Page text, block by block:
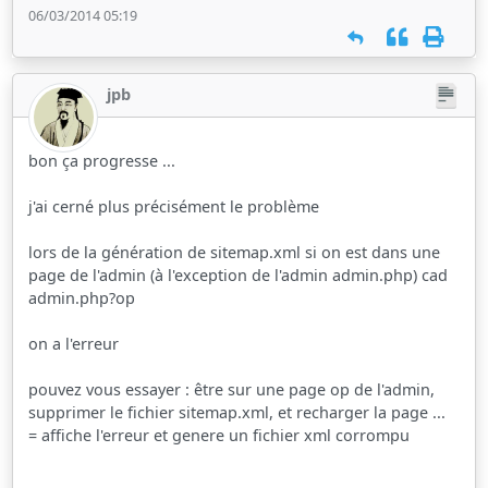
06/03/2014 05:19
jpb
bon ça progresse ...
j'ai cerné plus précisément le problème
lors de la génération de sitemap.xml si on est dans une
page de l'admin (à l'exception de l'admin admin.php) cad
admin.php?op
on a l'erreur
pouvez vous essayer : être sur une page op de l'admin,
supprimer le fichier sitemap.xml, et recharger la page ...
= affiche l'erreur et genere un fichier xml corrompu